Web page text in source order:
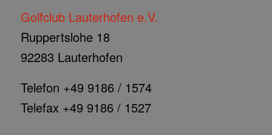
Golfclub Lauterhofen e.V.
Ruppertslohe 18
92283 Lauterhofen
Telefon +49 9186 / 1574
Telefax +49 9186 / 1527